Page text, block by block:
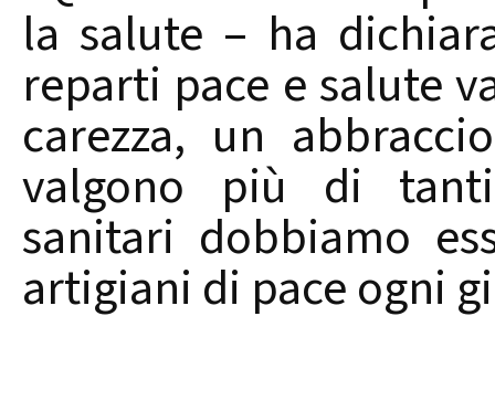
la salute – ha
reparti pace e salute
carezza, un
valgono più di
sanitari dobbiamo
artigiani di pace ogni